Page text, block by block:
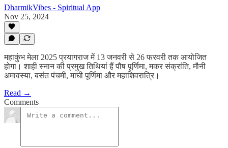
DharmikVibes - Spiritual App
Nov 25, 2024
महाकुंभ मेला 2025 प्रयागराज में 13 जनवरी से 26 फरवरी तक आयोजित
होगा। शाही स्नान की प्रमुख तिथियां हैं पौष पूर्णिमा, मकर संक्रांति, मौनी
अमावस्या, बसंत पंचमी, माघी पूर्णिमा और महाशिवरात्रि।
Read →
Comments